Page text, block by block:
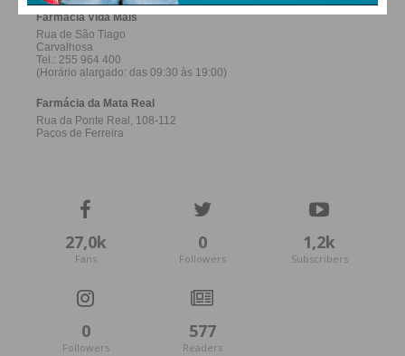
27,0k
Fans
0
Followers
1,2k
Subscribers
0
Followers
577
Readers